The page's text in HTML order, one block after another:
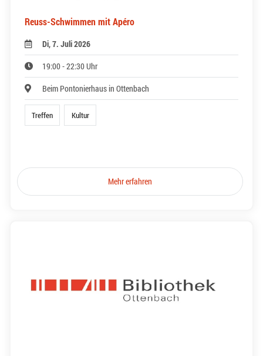
Reuss-Schwimmen mit Apéro
Di, 7. Juli 2026
19:00 - 22:30 Uhr
Beim Pontonierhaus in Ottenbach
Treffen Kultur
Mehr erfahren